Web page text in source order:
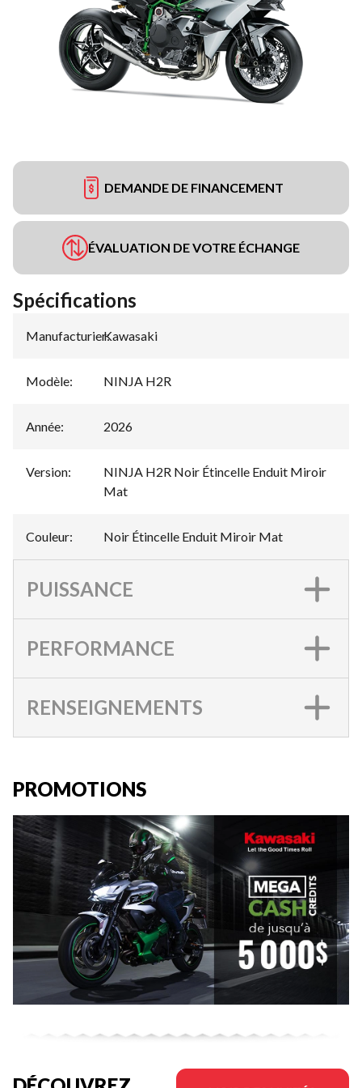
DEMANDE DE FINANCEMENT
ÉVALUATION DE VOTRE ÉCHANGE
Spécifications
Manufacturier:
Kawasaki
Modèle: NINJA H2R
Année: 2026
Version:
NINJA H2R Noir Étincelle Enduit Miroir
Mat
Couleur: Noir Étincelle Enduit Miroir Mat
PUISSANCE
PERFORMANCE
RENSEIGNEMENTS
PROMOTIONS